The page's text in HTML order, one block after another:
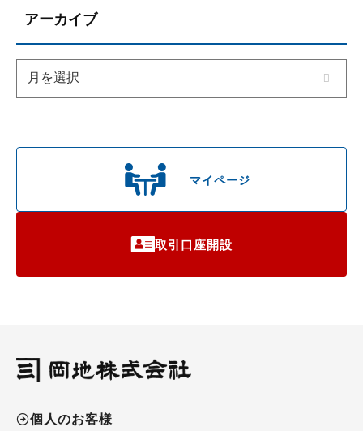
マイページ
取引口座開設
アーカイブ
個人のお客様